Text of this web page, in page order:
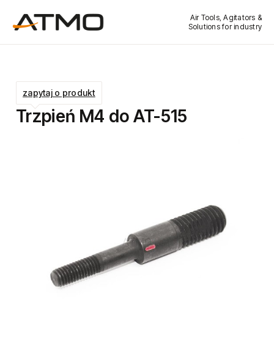
Air Tools, Agitators &
Solutions for industry
Trzpień M4 do AT-515
zapytaj o produkt